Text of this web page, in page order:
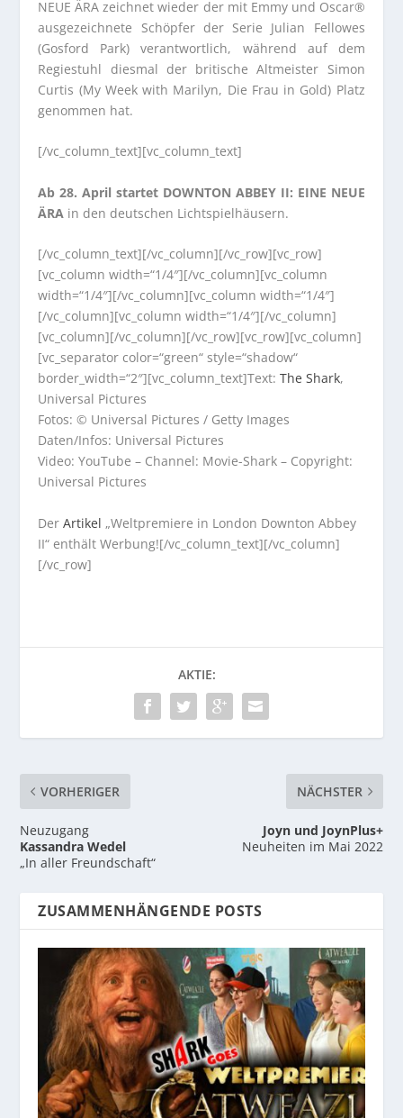
NEUE ÄRA zeichnet wieder der mit Emmy und Oscar®
ausgezeichnete Schöpfer der Serie Julian Fellowes
(Gosford Park) verantwortlich, während auf dem
Regiestuhl diesmal der britische Altmeister Simon
Curtis (My Week with Marilyn, Die Frau in Gold) Platz
genommen hat.
[/vc_column_text][vc_column_text]
Ab 28. April startet DOWNTON ABBEY II: EINE NEUE
ÄRA in den deutschen Lichtspielhäusern.
[/vc_column_text][/vc_column][/vc_row][vc_row]
[vc_column width=“1/4″][/vc_column][vc_column
width=“1/4″][/vc_column][vc_column width=“1/4″]
[/vc_column][vc_column width=“1/4″][/vc_column]
[vc_column][/vc_column][/vc_row][vc_row][vc_column]
[vc_separator color=“green“ style=“shadow“
border_width=“2″][vc_column_text]Text:The Shark,
Universal Pictures
Fotos: © Universal Pictures / Getty Images
Daten/Infos: Universal Pictures
Video: YouTube – Channel: Movie-Shark – Copyright:
Universal Pictures
DerArtikel „Weltpremiere in London Downton Abbey
II“ enthält Werbung![/vc_column_text][/vc_column]
[/vc_row]
AKTIE:
VORHERIGER
Neuzugang
Kassandra Wedel
„In aller Freundschaft“
NÄCHSTER
Joyn und JoynPlus+
Neuheiten im Mai 2022
ZUSAMMENHÄNGENDE POSTS